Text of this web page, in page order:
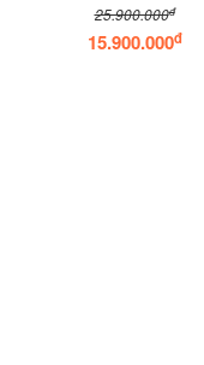
25.900.000đ
15.900.000đ